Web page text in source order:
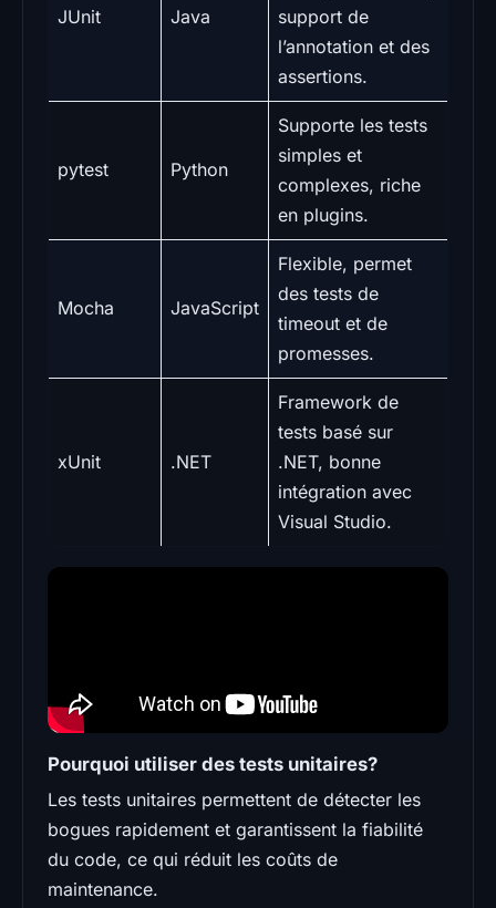
JUnit Java
support de
l’annotation et des
assertions.
pytest Python
Supporte les tests
simples et
complexes, riche
en plugins.
Mocha JavaScript
Flexible, permet
des tests de
timeout et de
promesses.
xUnit .NET
Framework de
tests basé sur
.NET, bonne
intégration avec
Visual Studio.
Pourquoi utiliser des tests unitaires?
Les tests unitaires permettent de détecter les
bogues rapidement et garantissent la fiabilité
du code, ce qui réduit les coûts de
maintenance.